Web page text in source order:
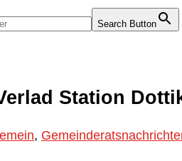
Search Button
Station
,